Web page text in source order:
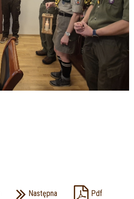
Następna Pdf